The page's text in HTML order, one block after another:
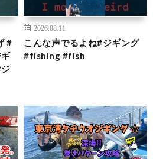
#
2026.08.11
こんな声でるよね#ジギング
#fishing #fish